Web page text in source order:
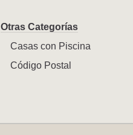
Otras Categorías
Casas con Piscina
Código Postal